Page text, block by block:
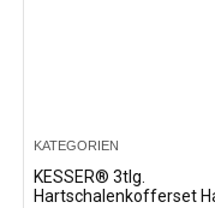
KATEGORIEN
KESSER® 3tlg.
Hartschalenkofferset